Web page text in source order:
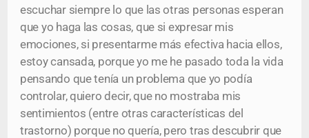
escuchar siempre lo que las otras personas esperan
que yo haga las cosas, que si expresar mis
emociones, si presentarme más efectiva hacia ellos,
estoy cansada, porque yo me he pasado toda la vida
pensando que tenía un problema que yo podía
controlar, quiero decir, que no mostraba mis
sentimientos (entre otras características del
trastorno) porque no quería, pero tras descubrir que